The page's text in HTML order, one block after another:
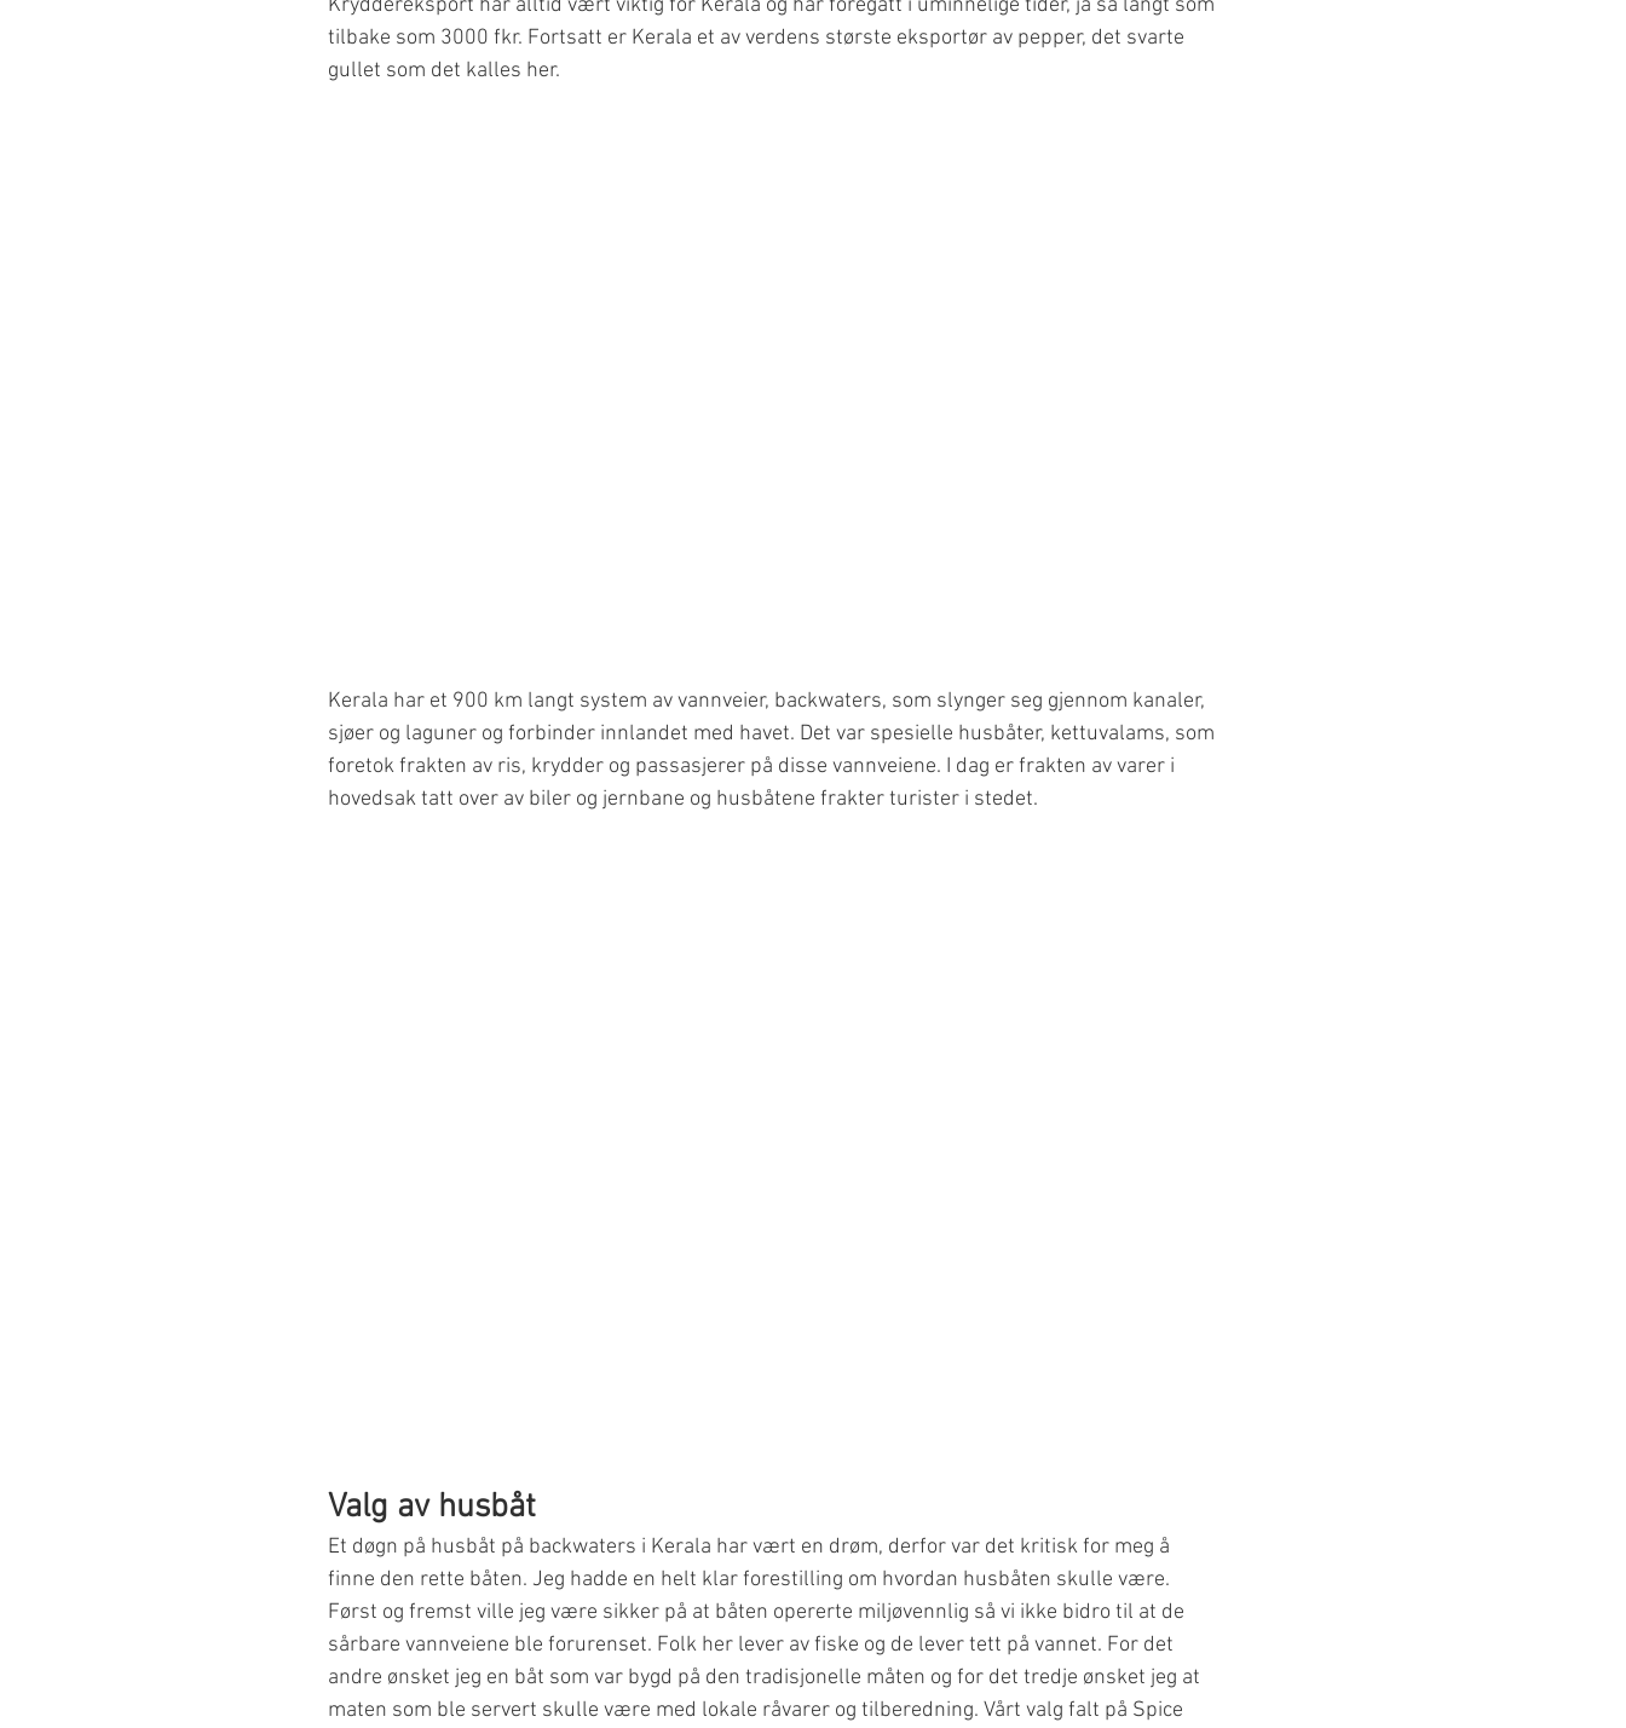
Kryddereksport har alltid vært viktig for Kerala og har foregått i uminnelige tider, ja så langt som
tilbake som 3000 fkr. Fortsatt er Kerala et av verdens største eksportør av pepper, det svarte
gullet som det kalles her.
Kerala har et 900 km langt system av vannveier, backwaters, som slynger seg gjennom kanaler,
sjøer og laguner og forbinder innlandet med havet. Det var spesielle husbåter, kettuvalams, som
foretok frakten av ris, krydder og passasjerer på disse vannveiene. I dag er frakten av varer i
hovedsak tatt over av biler og jernbane og husbåtene frakter turister i stedet.
Valg av husbåt
Et døgn på husbåt på backwaters i Kerala har vært en drøm, derfor var det kritisk for meg å
finne den rette båten. Jeg hadde en helt klar forestilling om hvordan husbåten skulle være.
Først og fremst ville jeg være sikker på at båten opererte miljøvennlig så vi ikke bidro til at de
sårbare vannveiene ble forurenset. Folk her lever av fiske og de lever tett på vannet. For det
andre ønsket jeg en båt som var bygd på den tradisjonelle måten og for det tredje ønsket jeg at
maten som ble servert skulle være med lokale råvarer og tilberedning. Vårt valg falt på Spice